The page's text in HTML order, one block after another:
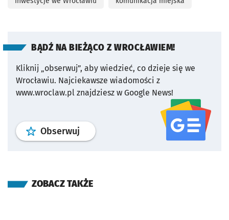
BĄDŹ NA BIEŻĄCO Z WROCŁAWIEM!
Kliknij „obserwuj”, aby wiedzieć, co dzieje się we
Wrocławiu. Najciekawsze wiadomości z
www.wroclaw.pl znajdziesz w Google News!
Obserwuj profil serwisu
ZOBACZ TAKŻE